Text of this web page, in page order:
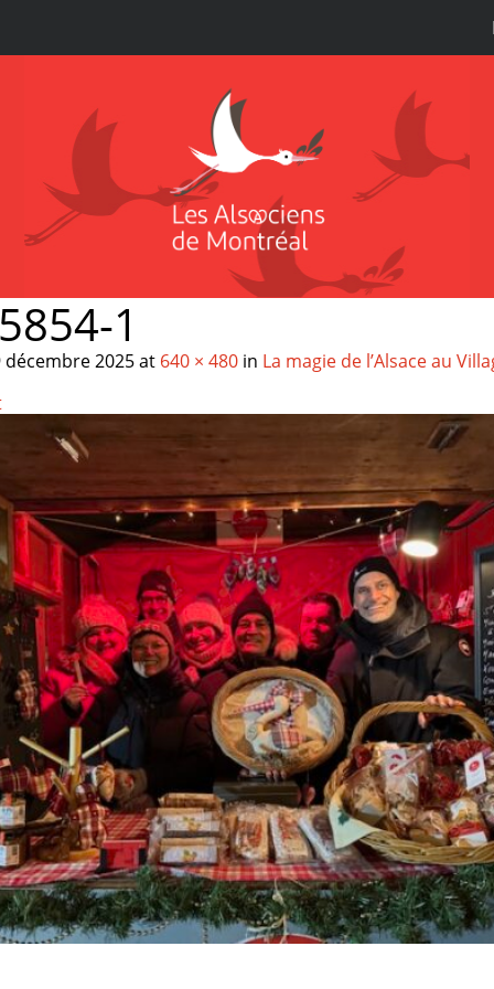
1
décembre 2025at 640 × 480 in La magie de l’Alsace au